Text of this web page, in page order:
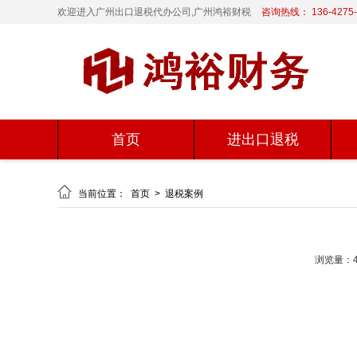
欢迎进入广州出口退税代办公司,广州鸿裕财税 咨询热线： 136-
首页 进出口退税
 当前位置： 首页 > 退税案例
浏览量：